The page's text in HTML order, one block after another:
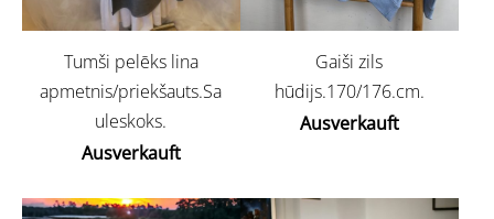
Tumši pelēks lina
apmetnis/priekšauts.Sa
uleskoks.
Ausverkauft
Gaiši zils
hūdijs.170/176.cm.
Ausverkauft